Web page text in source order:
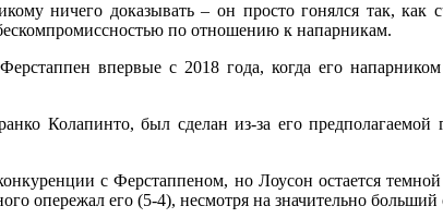
ничего доказывать – он просто гонялся так,
по отношению к напарникам.
впервые с 2018 года, когда его
Колапинто, был сделан из-за его предполагаемой
с Ферстаппеном, но Лоусон остается
опережал его (5-4), несмотря на значительно